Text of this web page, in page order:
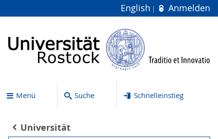
English Anmelden
Menü Suche Schnelleinstieg
Universität